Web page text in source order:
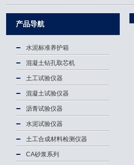
产品导航
水泥标准养护箱
混凝土钻孔取芯机
土工试验仪器
混凝土试验仪器
沥青试验仪器
水泥试验仪器
土工合成材料检测仪器
CA砂浆系列